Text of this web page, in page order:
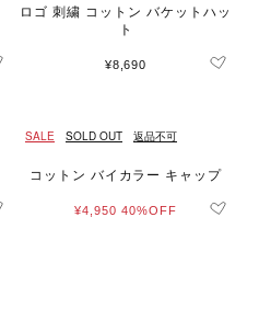
ロゴ 刺繍 コットン バケットハッ
ト
¥8,690
SALE SOLD OUT 返品不可
コットン バイカラー キャップ
¥4,950 40%OFF